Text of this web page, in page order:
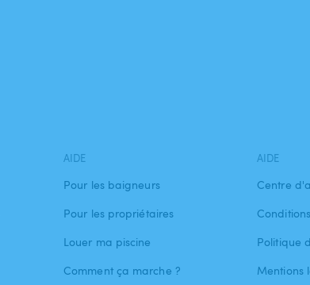
AIDE
Pour les baigneurs
Pour les propriétaires
Louer ma piscine
Comment ça marche ?
AIDE
Centre
Politique
Mentions